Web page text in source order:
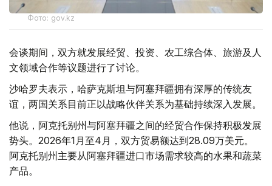
Фото: gov.kz
会谈期间，双方就发展经贸、投资、农工综合体、旅游及人
文领域合作等议题进行了讨论。
沙哈罗夫表示，哈萨克斯坦与阿塞拜疆拥有深厚的传统友
谊，两国关系目前正以战略伙伴关系为基础持续深入发展。
他说，阿克托别州与阿塞拜疆之间的经贸合作保持积极发展
势头。2026年1月至4月，双方贸易额达到28.09万美元。
阿克托别州主要从阿塞拜疆进口市场需求较高的水果和蔬菜
产品。